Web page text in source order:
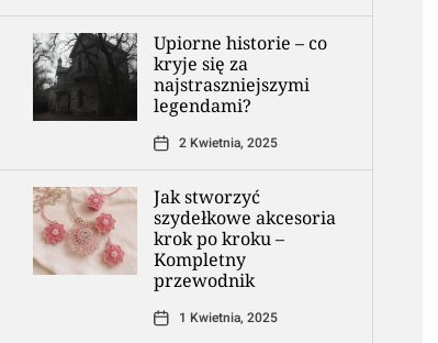
Upiorne historie – co
kryje się za
najstraszniejszymi
legendami?
2 Kwietnia, 2025
Jak stworzyć
szydełkowe akcesoria
krok po kroku –
Kompletny
przewodnik
1 Kwietnia, 2025